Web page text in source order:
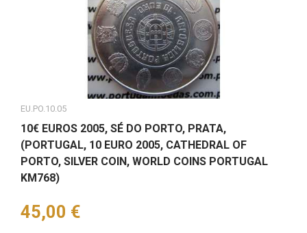
EU.PO.10.05
10€ EUROS 2005, SÉ DO PORTO, PRATA,
(PORTUGAL, 10 EURO 2005, CATHEDRAL OF
PORTO, SILVER COIN, WORLD COINS PORTUGAL
KM768)
Preço
45,00 €